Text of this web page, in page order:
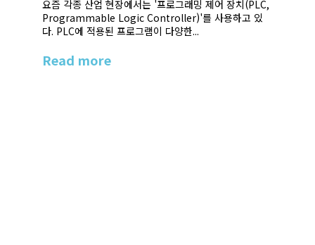
요즘 각종 산업 현장에서는 '프로그래밍 제어 장치(PLC,
Programmable Logic Controller)'를 사용하고 있
다. PLC에 적용된 프로그램이 다양한...
Read more